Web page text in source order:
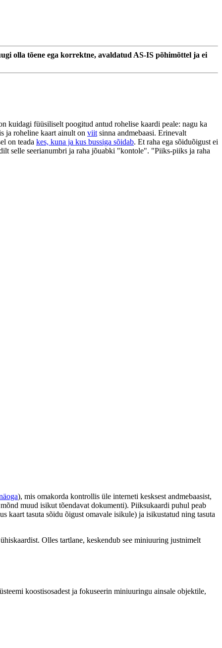
olla tõene ega korrektne, avaldatud AS-IS põhimõttel ja ei
kuidagi füüsiliselt poogitud antud rohelise kaardi peale: nagu ka
ja roheline kaart ainult on viit sinna andmebaasi. Erinevalt
on teada kes, kuna ja kus bussiga sõidab. Et raha ega sõiduõigust ei
selle seerianumbri ja raha jõuabki "kontole". "Piiks-piiks ja raha
), mis omakorda kontrollis üle interneti kesksest andmebaasist,
muud isikut tõendavat dokumenti). Piiksukaardi puhul peab
kaart tasuta sõidu õigust omavale isikule) ja isikustatud ning tasuta
Olles tartlane, keskendub see miniuuring justnimelt
koostisosadest ja fokuseerin miniuuringu ainsale objektile,